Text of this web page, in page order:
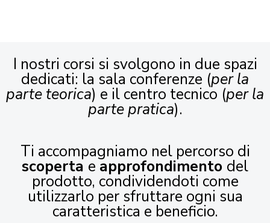
I nostri corsi si svolgono in due spazi
dedicati: la sala conferenze (per la
parte teorica) e il centro tecnico (per la
parte pratica).
Ti accompagniamo nel percorso di
scoperta e approfondimento del
prodotto, condividendoti come
utilizzarlo per sfruttare ogni sua
caratteristica e beneficio.